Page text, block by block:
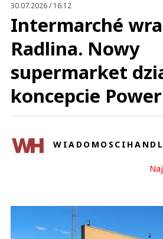
30.07.2026 / 16:12
Intermarché
Radlina. Nowy
supermarket
koncepcie Power